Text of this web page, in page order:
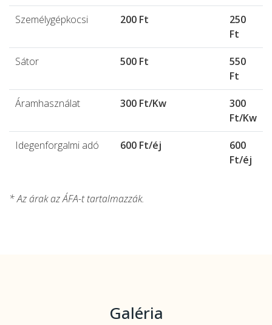
Személygépkocsi 200 Ft
250
Ft
Sátor 500 Ft
550
Ft
Áramhasználat 300 Ft/Kw
300
Ft/Kw
Idegenforgalmi adó 600 Ft/éj
600
Ft/éj
* Az árak az ÁFA-t tartalmazzák.
Galéria